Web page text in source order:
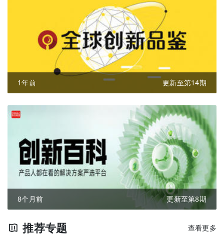
1年前 更新至第14期
8个月前 更新至第8期
推荐专题 查看更多